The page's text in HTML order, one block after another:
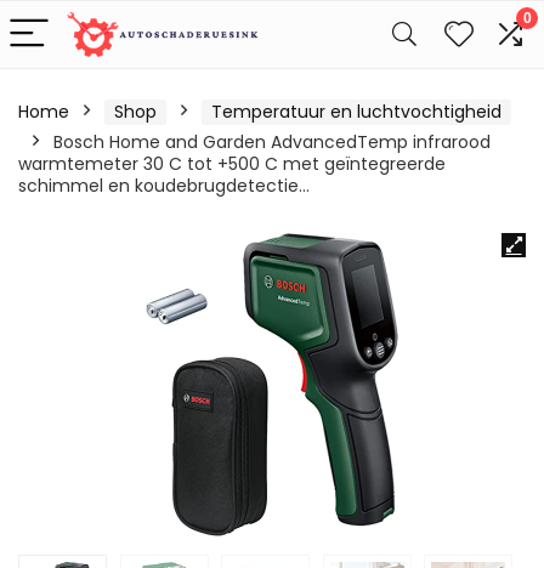
0
Home Shop
Temperatuur en luchtvochtigheid
Bosch Home and Garden AdvancedTemp infrarood
warmtemeter 30 C tot +500 C met geïntegreerde
schimmel en koudebrugdetectie…